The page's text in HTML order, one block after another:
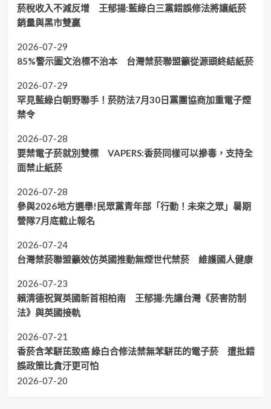
菸稅收入不減反增 王郁揚:藍綠白三黨錯誤修法將讓紙菸
銷量與黑市雙贏
2026-07-29
85%警示圖文治標不治本 台灣禁菸聯盟籲從源頭終結紙菸
2026-07-29
罕見藍綠白朝野聯手！菸防法7月30日黨團協商加重電子煙
禁令
2026-07-28
要禁電子菸就別雙標 VAPERS:香菸同樣可以摻毒，支持全
面禁止紙菸
2026-07-28
參與2026地方選舉!民眾黨青年部「行動！未來之眾」暑期
營隊7月底截止報名
2026-07-24
台灣禁菸聯盟籲效仿英國推動無煙世代禁菸 維護國人健康
2026-07-23
賴清德祝賀英國新首相柏南 王郁揚:先讓台灣《菸害防制
法》與英國接軌
2026-07-21
香菸含苯駢芘致癌 綠白合修法禁無苯駢芘的電子菸 遭批錯
誤政策比貪汙更可怕
2026-07-20